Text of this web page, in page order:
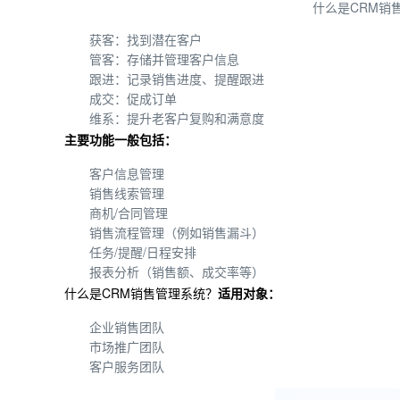
什么是CRM销
获客：找到潜在客户
管客：存储并管理客户信息
跟进：记录销售进度、提醒跟进
成交：促成订单
维系：提升老客户复购和满意度
主要功能一般包括：
客户信息管理
销售线索管理
商机/合同管理
销售流程管理（例如销售漏斗）
任务/提醒/日程安排
报表分析（销售额、成交率等）
什么是CRM销售管理系统？ 适用对象：
企业销售团队
市场推广团队
客户服务团队